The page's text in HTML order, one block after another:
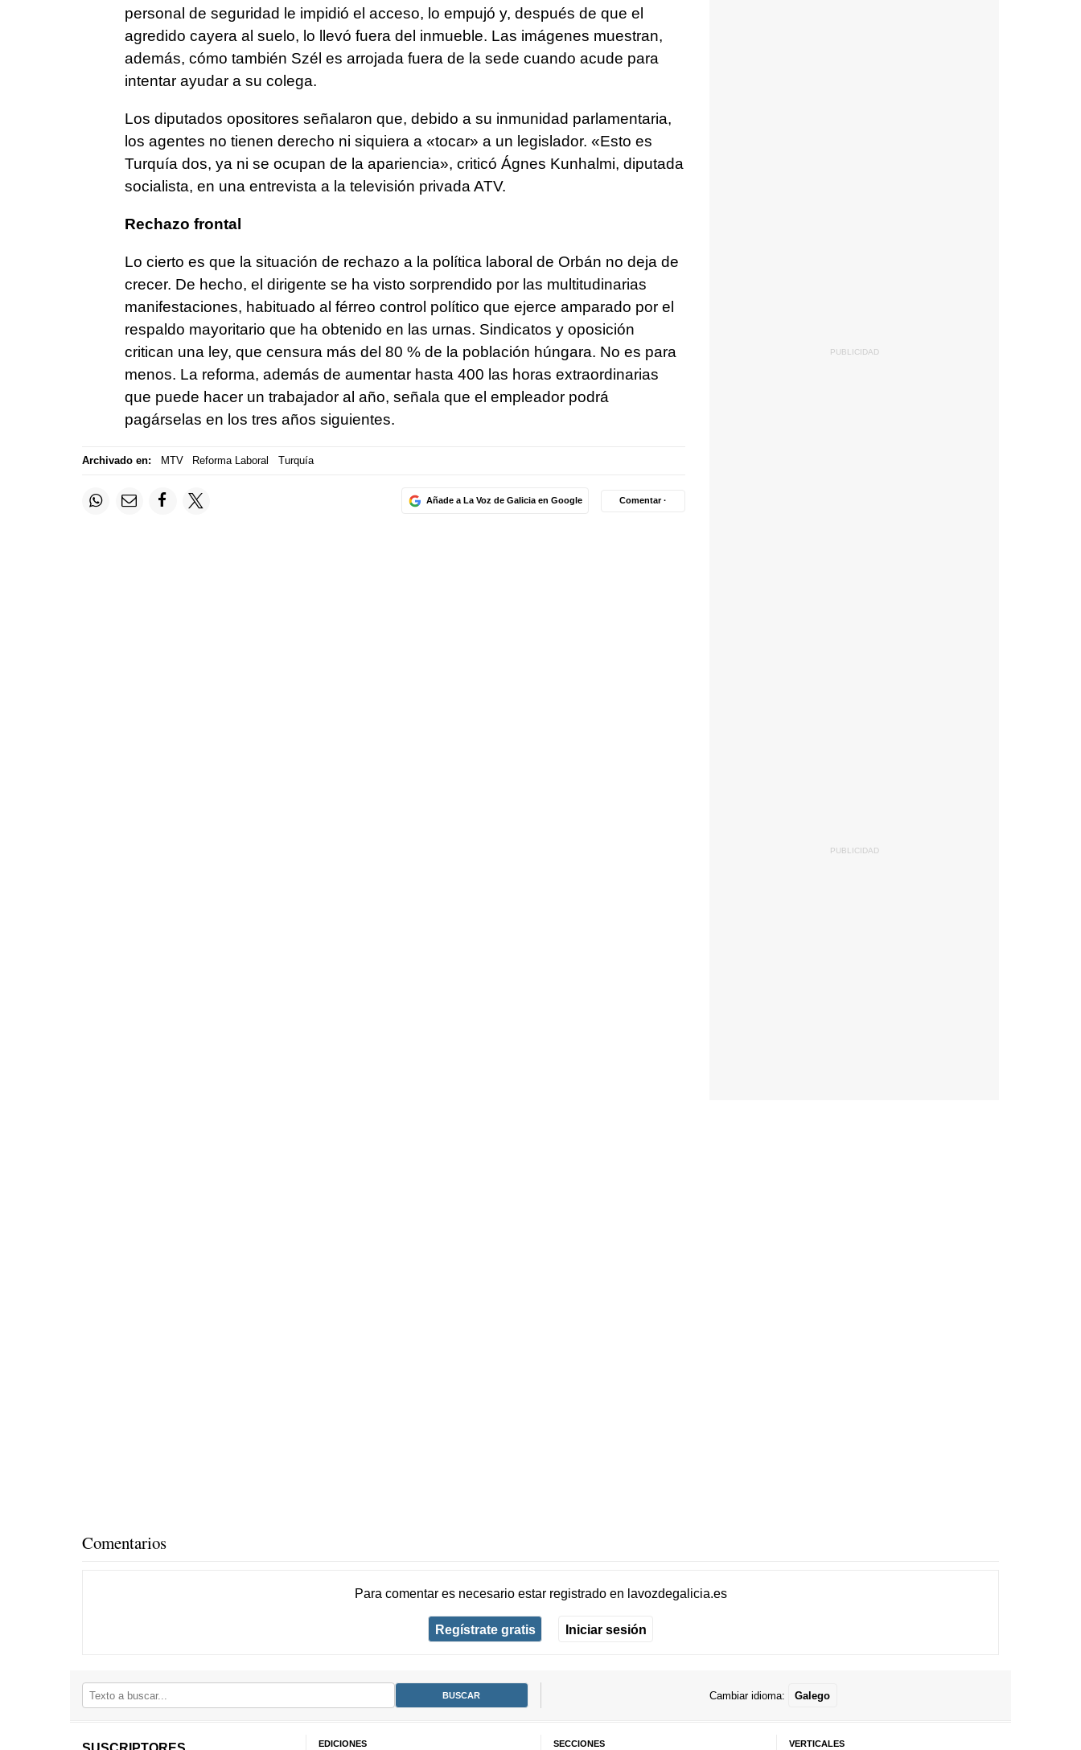
personal de seguridad le impidió el acceso, lo empujó y, después de que el
agredido cayera al suelo, lo llevó fuera del inmueble. Las imágenes muestran,
además, cómo también Szél es arrojada fuera de la sede cuando acude para
intentar ayudar a su colega.
Los diputados opositores señalaron que, debido a su inmunidad parlamentaria,
los agentes no tienen derecho ni siquiera a «tocar» a un legislador. «Esto es
Turquía dos, ya ni se ocupan de la apariencia», criticó Ágnes Kunhalmi, diputada
socialista, en una entrevista a la televisión privada ATV.
Rechazo frontal
Lo cierto es que la situación de rechazo a la política laboral de Orbán no deja de
crecer. De hecho, el dirigente se ha visto sorprendido por las multitudinarias
manifestaciones, habituado al férreo control político que ejerce amparado por el
respaldo mayoritario que ha obtenido en las urnas. Sindicatos y oposición
critican una ley, que censura más del 80 % de la población húngara. No es para
menos. La reforma, además de aumentar hasta 400 las horas extraordinarias
que puede hacer un trabajador al año, señala que el empleador podrá
pagárselas en los tres años siguientes.
Archivado en: MTV Reforma Laboral Turquía
Añade a La Voz de Galicia en Google Comentar ·
Comentarios
Para comentar es necesario estar registradoen lavozdegalicia.es
Regístrate gratis Iniciar sesión
Cambiar idioma: Galego
EDICIONES SECCIONES VERTICALES